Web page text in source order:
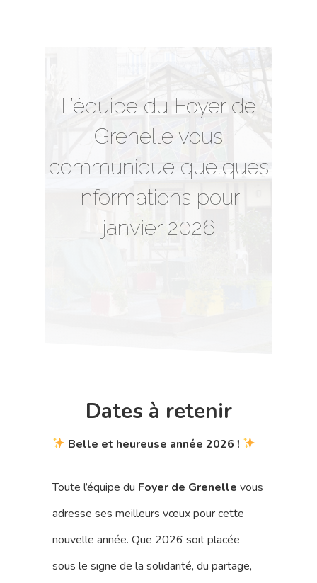
L’équipe du Foyer de
Grenelle vous
communique quelques
informations pour
janvier 2026
Dates à retenir
Belle et heureuse année 2026 !
Toute l’équipe du Foyer de Grenelle vous
adresse ses meilleurs vœux pour cette
nouvelle année. Que 2026 soit placée
sous le signe de la solidarité, du partage,